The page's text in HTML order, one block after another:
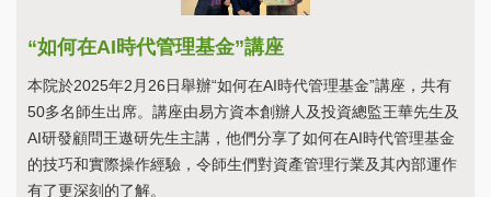
“如何在AI時代管理基金”講座
本院於2025年2月26日舉辦“如何在AI時代管理基金”講座，共有
50多名師生出席。講座由易方資本創辦人及投資總監王華先生及
AI研發顧問王遨研先生主講，他們分享了如何在AI時代管理基金
的技巧和實際操作經驗，令師生們對資產管理行業及其內部運作
有了更深刻的了解。